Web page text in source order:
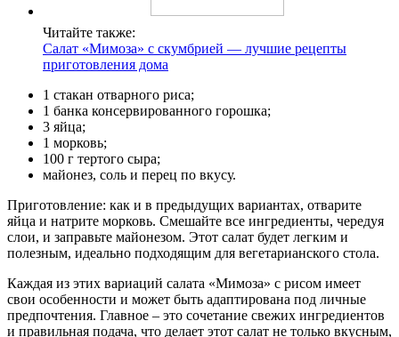
Читайте также:
Салат «Мимоза» с скумбрией — лучшие рецепты
приготовления дома
1 стакан отварного риса;
1 банка консервированного горошка;
3 яйца;
1 морковь;
100 г тертого сыра;
майонез, соль и перец по вкусу.
Приготовление: как и в предыдущих вариантах, отварите
яйца и натрите морковь. Смешайте все ингредиенты, чередуя
слои, и заправьте майонезом. Этот салат будет легким и
полезным, идеально подходящим для вегетарианского стола.
Каждая из этих вариаций салата «Мимоза» с рисом имеет
свои особенности и может быть адаптирована под личные
предпочтения. Главное – это сочетание свежих ингредиентов
и правильная подача, что делает этот салат не только вкусным,